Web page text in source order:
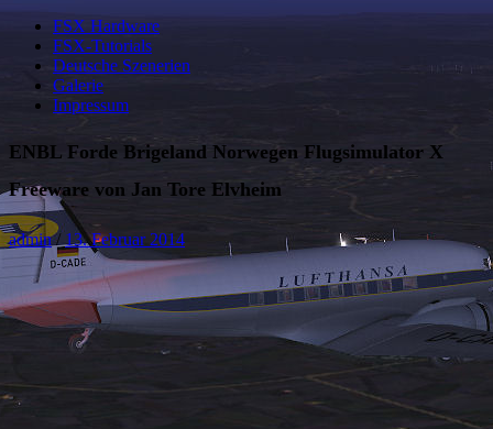
FSX Hardware
FSX-Tutorials
Deutsche Szenerien
Galerie
Impressum
ENBL Forde Brigeland Norwegen Flugsimulator X
Freeware von Jan Tore Elvheim
admin/ 13. Februar 2014